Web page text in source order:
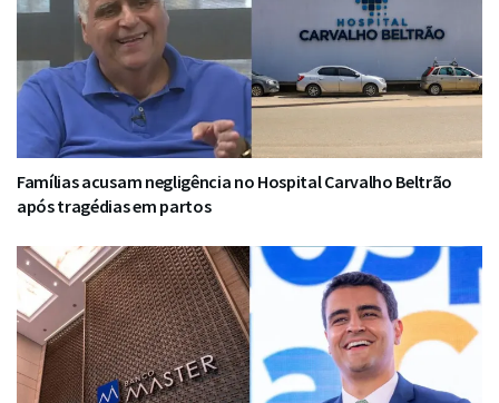
Famílias acusam negligência no Hospital Carvalho Beltrão
após tragédias em partos